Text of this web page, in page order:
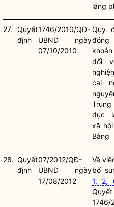
lãng
27.
Quyết
định
1746/2010/QĐ-
UBND ngày
07/10/2010
Quy
đóng
đối
cai
dục
xã
Bằng
28. Quyết
định
07/2012/QĐ-
UBND ngày
17/08/2012
Về
bổ
1, 2,
1746/